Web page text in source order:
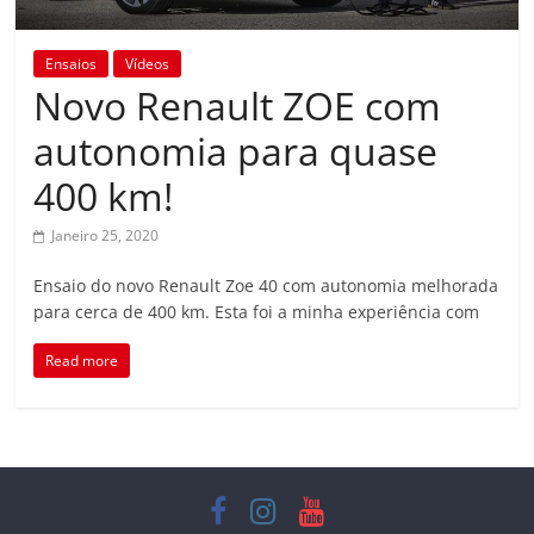
Ensaios Vídeos
Novo Renault ZOE com
autonomia para quase
400 km!
Janeiro 25, 2020
Ensaio do novo Renault Zoe 40 com autonomia melhorada
para cerca de 400 km. Esta foi a minha experiência com
Read more